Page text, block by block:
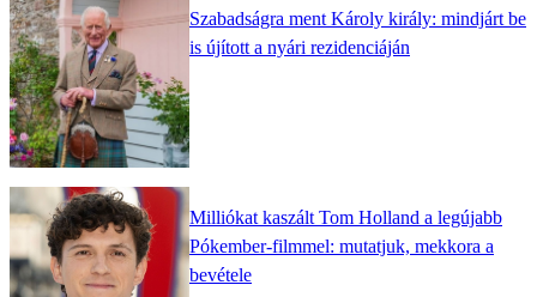
Szabadságra ment Károly király: mindjárt be
is újított a nyári rezidenciáján
Milliókat kaszált Tom Holland a legújabb
Pókember-filmmel: mutatjuk, mekkora a
bevétele